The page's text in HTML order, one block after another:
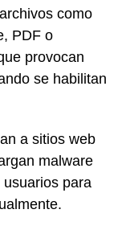
como
PDF o
provocan
se habilitan
a sitios web
malware
para